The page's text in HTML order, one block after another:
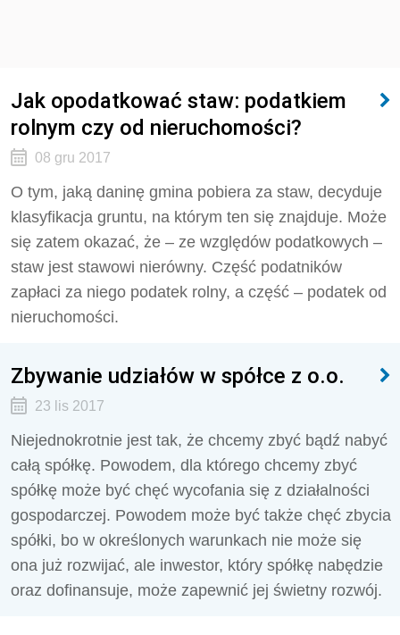
Jak opodatkować staw: podatkiem
rolnym czy od nieruchomości?
08 gru 2017
O tym, jaką daninę gmina pobiera za staw, decyduje
klasyfikacja gruntu, na którym ten się znajduje. Może
się zatem okazać, że – ze względów podatkowych –
staw jest stawowi nierówny. Część podatników
zapłaci za niego podatek rolny, a część – podatek od
nieruchomości.
Zbywanie udziałów w spółce z o.o.
23 lis 2017
Niejednokrotnie jest tak, że chcemy zbyć bądź nabyć
całą spółkę. Powodem, dla którego chcemy zbyć
spółkę może być chęć wycofania się z działalności
gospodarczej. Powodem może być także chęć zbycia
spółki, bo w określonych warunkach nie może się
ona już rozwijać, ale inwestor, który spółkę nabędzie
oraz dofinansuje, może zapewnić jej świetny rozwój.